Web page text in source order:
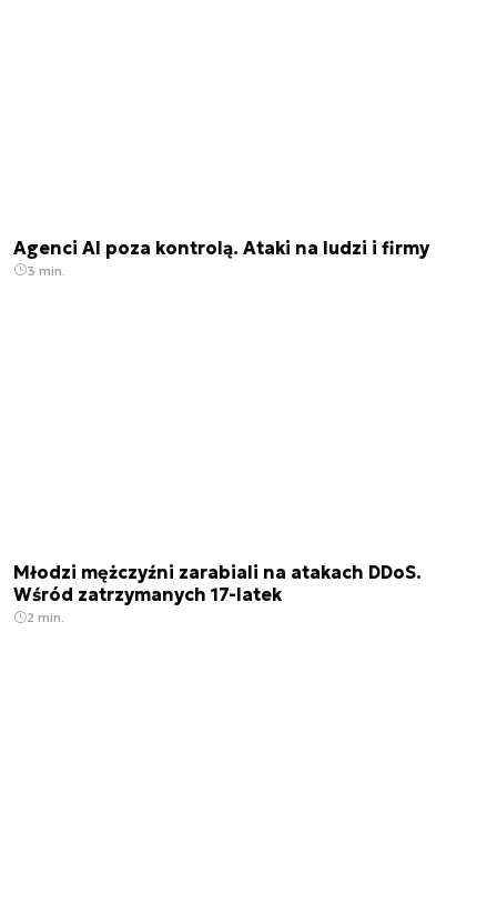
Agenci AI poza kontrolą. Ataki na ludzi i firmy
3 min.
Młodzi mężczyźni zarabiali na atakach DDoS.
Wśród zatrzymanych 17-latek
2 min.